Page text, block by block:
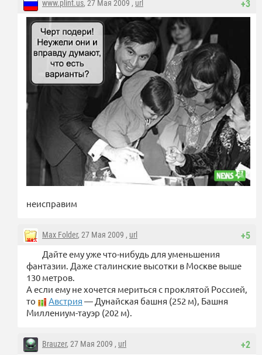
+3
www.plint.us, 27 Мая 2009 , url
неисправим
+5
Max Folder, 27 Мая 2009 , url
Дайте ему уже что-нибудь для уменьшения
фантазии. Даже сталинские высотки в Москве выше
130 метров.
А если ему не хочется мериться с проклятой Россией,
то
Австрия — Дунайская башня (252 м), Башня
Миллениум-тауэр (202 м).
+2
Brauzer, 27 Мая 2009 , url